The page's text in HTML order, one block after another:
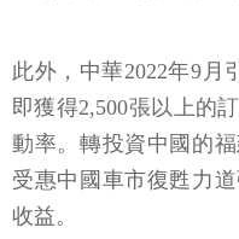
此外，中華2022年9月
即獲得2,500張以上的
動率。轉投資中國的
受惠中國車市復甦力
收益。